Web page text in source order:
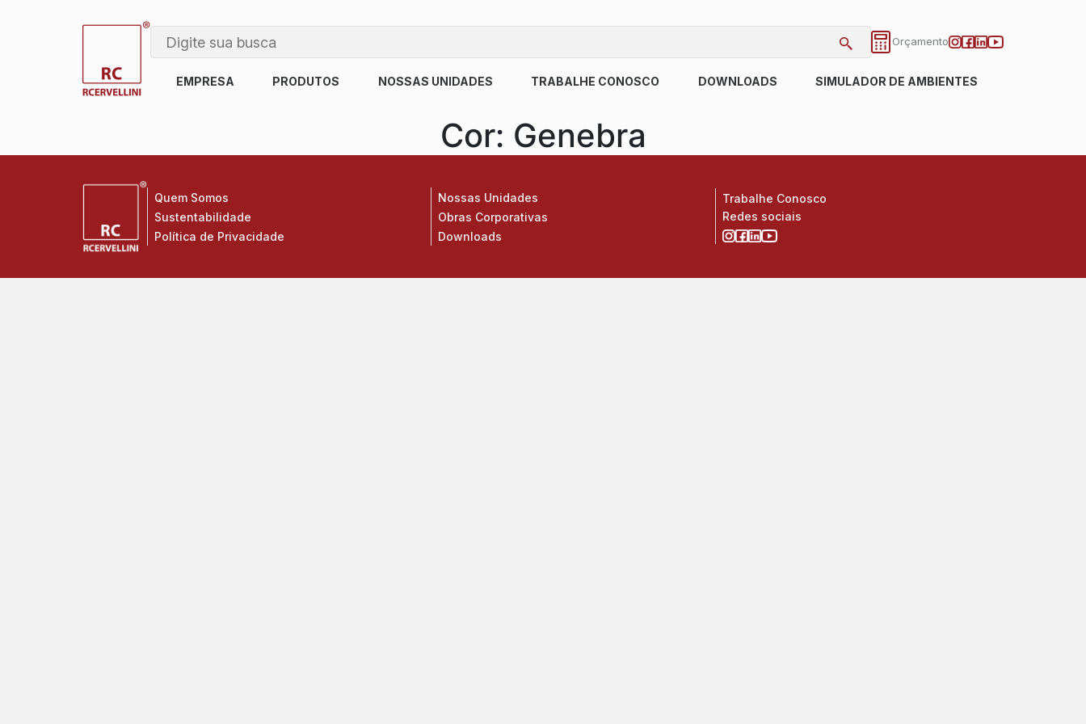
Orçamento
EMPRESA PRODUTOS NOSSAS UNIDADES TRABALHE CONOSCO DOWNLOADS SIMULADOR DE AMBIENTES
Cor: Genebra
Quem Somos
Sustentabilidade
Política de Privacidade
Nossas Unidades
Obras Corporativas
Downloads
Trabalhe Conosco
Redes sociais